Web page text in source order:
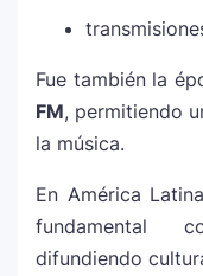
Fue también la
FM, permitiendo
la música.
En América
fundamental
difundiendo